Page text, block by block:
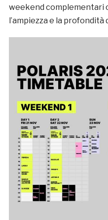
weekend complementari
l’ampiezza e la